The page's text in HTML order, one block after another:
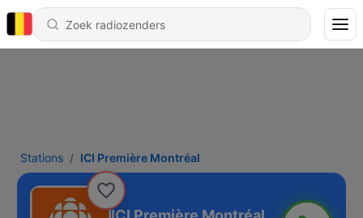
Stations ICI Première Montréal